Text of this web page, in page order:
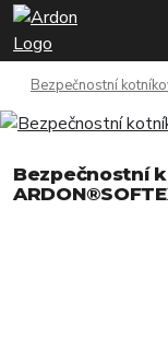
Bezpečnostní
Bezpečnostní